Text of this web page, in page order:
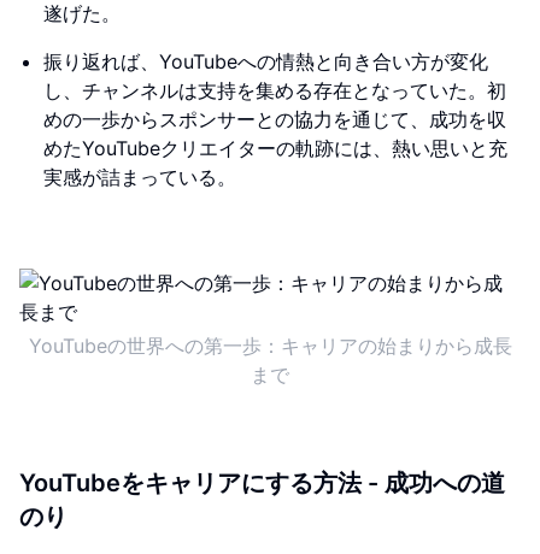
遂げた。
振り返れば、YouTubeへの情熱と向き合い方が変化
し、チャンネルは支持を集める存在となっていた。初
めの一歩からスポンサーとの協力を通じて、成功を収
めたYouTubeクリエイターの軌跡には、熱い思いと充
実感が詰まっている。
YouTubeの世界への第一歩：キャリアの始まりから成長
まで
YouTubeをキャリアにする方法 - 成功への道
のり